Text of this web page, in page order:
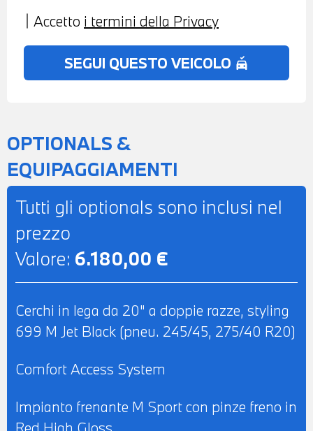
CAMBIO AUTOMATICO CON LEVE AL
VOLANTE - BMW LIVE COCKPIT PLUS -
NAVIGATORE - BLUETOOTH - USB -
SISTEMA DI ALTOPARLANTI HIFI -
COMPATIBILITA' CON CONNECTED DRIVE
SERVICES - TELESERVICES - CHIAMATA
AUTOMATICO TRIZONA - RETROVISORE
INTERNO AUTOANABBAGLIANTE -
POSSIBILITA' DI PROVA - POSSIBILITA' DI
PERMUTA - POSSIBILITA' DI LEASING O
IMPORTO
Accetto i termini della Privacy
SEGUI QUESTO VEICOLO no_crash
OPTIONALS &
EQUIPAGGIAMENTI
Tutti gli optionals sono inclusi nel
prezzo
Valore: 6.180,00 €
Cerchi in lega da 20" a doppie razze, styling
699 M Jet Black (pneu. 245/45, 275/40 R20)
Comfort Access System
Impianto frenante M Sport con pinze freno in